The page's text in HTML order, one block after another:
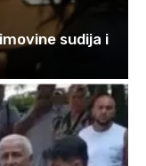
sudija i